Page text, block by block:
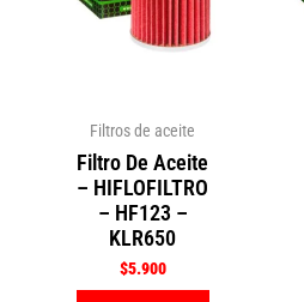
Filtros de aceite
Filtro De Aceite
– HIFLOFILTRO
– HF123 –
KLR650
$5.900